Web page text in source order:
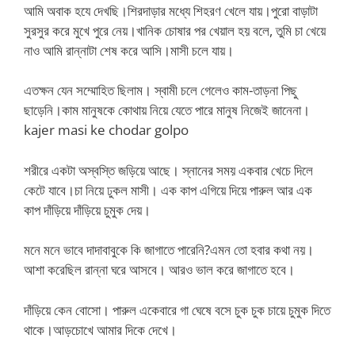
আমি অবাক হযে দেখছি।শিরদাড়ার মধ্যে শিহরণ খেলে যায়।পুরো বাড়াটা
সুরসুর করে মুখে পুরে নেয়।খানিক চোষার পর খেয়াল হয় বলে, তুমি চা খেয়ে
নাও আমি রান্নাটা শেষ করে আসি।মাসী চলে যায়।
এতক্ষন যেন সম্মোহিত ছিলাম। স্বামী চলে গেলেও কাম-তাড়না পিছু
ছাড়েনি।কাম মানুষকে কোথায় নিয়ে যেতে পারে মানুষ নিজেই জানেনা।
kajer masi ke chodar golpo
শরীরে একটা অস্বস্তি জড়িয়ে আছে। স্নানের সময় একবার খেচে দিলে
কেটে যাবে।চা নিয়ে ঢুকল মাসী। এক কাপ এগিয়ে দিয়ে পারুল আর এক
কাপ দাঁড়িয়ে দাঁড়িয়ে চুমুক দেয়।
মনে মনে ভাবে দাদাবাবুকে কি জাগাতে পারেনি?এমন তো হবার কথা নয়।
আশা করেছিল রান্না ঘরে আসবে। আরও ভাল করে জাগাতে হবে।
দাঁড়িয়ে কেন বোসো। পারুল একেবারে গা ঘেষে বসে চুক চুক চায়ে চুমুক দিতে
থাকে।আড়চোখে আমার দিকে দেখে।